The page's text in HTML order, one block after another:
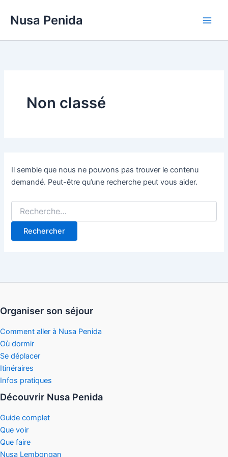
Nusa Penida
Non classé
Il semble que nous ne pouvons pas trouver le contenu
demandé. Peut-être qu’une recherche peut vous aider.
Organiser son séjour
Comment aller à Nusa Penida
Où dormir
Se déplacer
Itinéraires
Infos pratiques
Découvrir Nusa Penida
Guide complet
Que voir
Que faire
Nusa Lembongan